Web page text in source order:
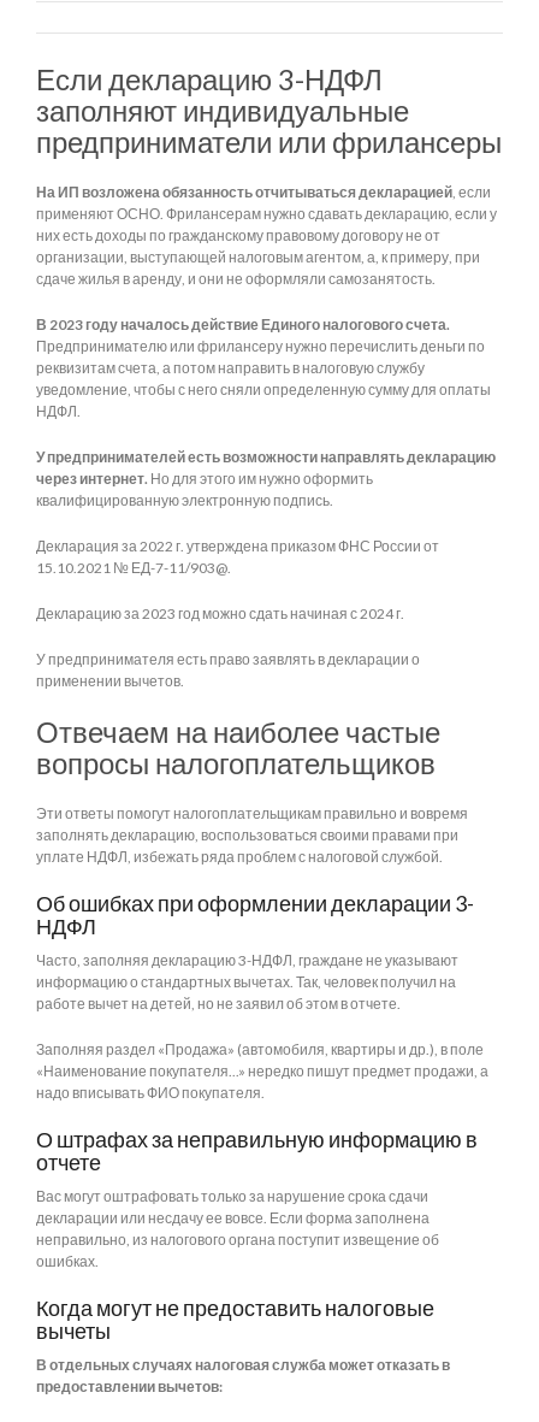
Если декларацию 3-НДФЛ
заполняют индивидуальные
предприниматели или фрилансеры
На ИП возложена обязанность отчитываться декларацией, если
применяют ОСНО. Фрилансерам нужно сдавать декларацию, если у
них есть доходы по гражданскому правовому договору не от
организации, выступающей налоговым агентом, а, к примеру, при
сдаче жилья в аренду, и они не оформляли самозанятость.
В 2023 году началось действие Единого налогового счета.
Предпринимателю или фрилансеру нужно перечислить деньги по
реквизитам счета, а потом направить в налоговую службу
уведомление, чтобы с него сняли определенную сумму для оплаты
НДФЛ.
У предпринимателей есть возможности направлять декларацию
через интернет. Но для этого им нужно оформить
квалифицированную электронную подпись.
Декларация за 2022 г. утверждена приказом ФНС России от
15.10.2021 № ЕД-7-11/903@.
Декларацию за 2023 год можно сдать начиная с 2024 г.
У предпринимателя есть право заявлять в декларации о
применении вычетов.
Отвечаем на наиболее частые
вопросы налогоплательщиков
Эти ответы помогут налогоплательщикам правильно и вовремя
заполнять декларацию, воспользоваться своими правами при
уплате НДФЛ, избежать ряда проблем с налоговой службой.
Об ошибках при оформлении декларации 3-
НДФЛ
Часто, заполняя декларацию 3-НДФЛ, граждане не указывают
информацию о стандартных вычетах. Так, человек получил на
работе вычет на детей, но не заявил об этом в отчете.
Заполняя раздел «Продажа» (автомобиля, квартиры и др.), в поле
«Наименование покупателя...» нередко пишут предмет продажи, а
надо вписывать ФИО покупателя.
О штрафах за неправильную информацию в
отчете
Вас могут оштрафовать только за нарушение срока сдачи
декларации или несдачу ее вовсе. Если форма заполнена
неправильно, из налогового органа поступит извещение об
ошибках.
Когда могут не предоставить налоговые
вычеты
В отдельных случаях налоговая служба может отказать в
предоставлении вычетов: